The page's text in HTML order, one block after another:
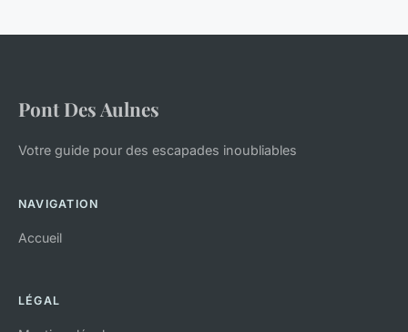
Pont Des Aulnes
Votre guide pour des escapades inoubliables
NAVIGATION
Accueil
LÉGAL